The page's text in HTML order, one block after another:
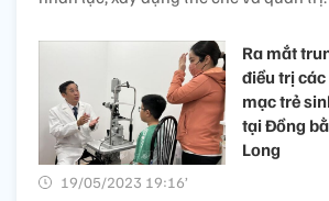
Ra mắt
điều trị
mạc trẻ
tại Đồng
Long
19/05/2023 19:16’